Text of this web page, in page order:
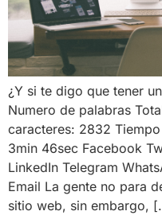
¿Y si te digo que tener
Numero de palabras
caracteres: 2832
3min 46sec Facebook
LinkedIn Telegram
Email La gente no para
sitio web, sin embargo,